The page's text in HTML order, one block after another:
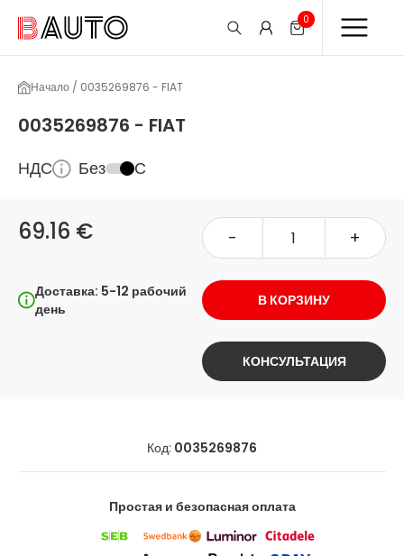
0
Начало / 0035269876 - FIAT
0035269876 - FIAT
НДС Без С
69.16 € - +
Доставка: 5-12 рабочий
день
В КОРЗИНУ
КОНСУЛЬТАЦИЯ
Код: 0035269876
Простая и безопасная оплата